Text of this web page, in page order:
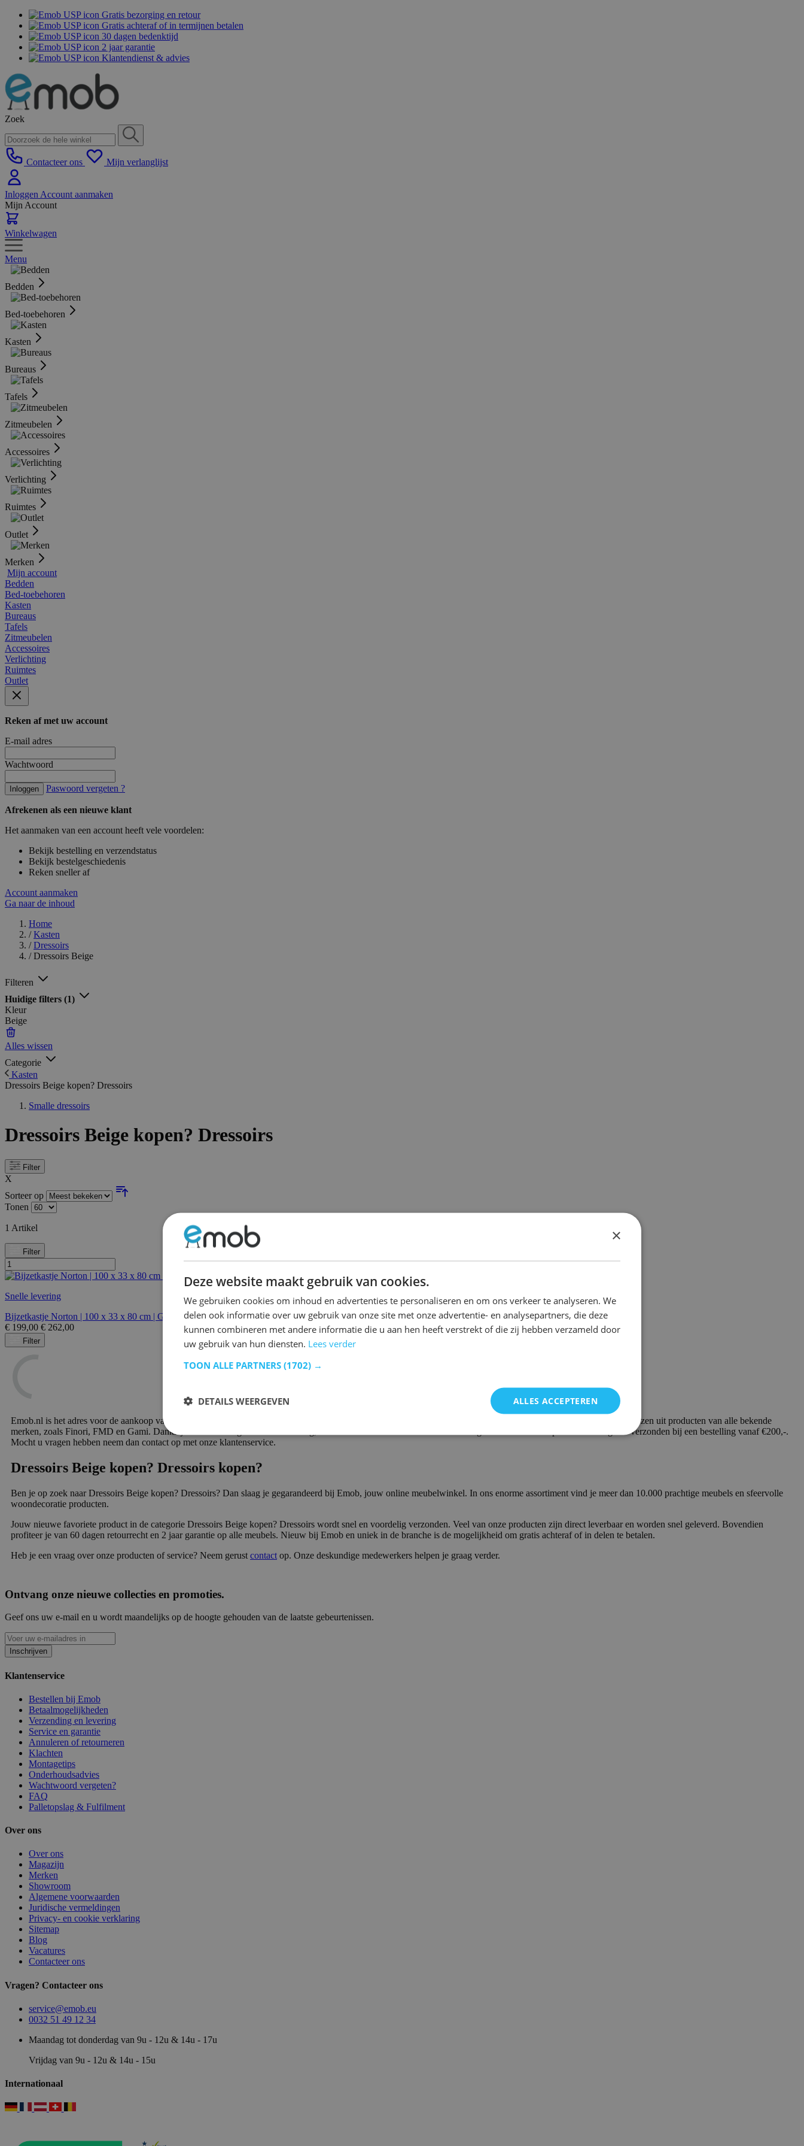
Gratis bezorging en retour
Gratis achteraf of in termijnen betalen
30 dagen bedenktijd
2 jaar garantie
Klantendienst & advies
Zoek
Contacteer ons Mijn verlanglijst
Inloggen Account aanmaken
Mijn Account
Winkelwagen
Menu
Bedden
Bed-toebehoren
Kasten
Bureaus
Tafels
Zitmeubelen
Accessoires
Verlichting
Ruimtes
Outlet
Merken
Mijn account
Bedden
Bed-toebehoren
Kasten
Bureaus
Tafels
Zitmeubelen
Accessoires
Verlichting
Ruimtes
Outlet
Reken af met uw account
E-mail adres
Wachtwoord
Inloggen Paswoord vergeten ?
Afrekenen als een nieuwe klant
Het aanmaken van een account heeft vele voordelen:
Bekijk bestelling en verzendstatus
Bekijk bestelgeschiedenis
Reken sneller af
Account aanmaken
Ga naar de inhoud
Home
/ Kasten
/ Dressoirs
/ Dressoirs Beige
Filteren
Huidige filters (1)
Kleur
Beige
Alles wissen
Categorie
Kasten
Dressoirs Beige kopen? Dressoirs
Smalle dressoirs
Dressoirs Beige kopen? Dressoirs
Filter
X
Sorteer op
Tonen
1 Artikel
Filter
Snelle levering
Bijzetkastje Norton | 100 x 33 x 80 cm | Grijsbeige design
€ 199,00 € 262,00
Filter
Emob.nl is het adres voor de aankoop van mooie meubels en woondecoratie. Ook voor {category} in de kleur beige zit u hier goed. In de categorie dressoirs kunt u kiezen uit producten van alle bekende
merken, zoals Finori, FMD en Gami. Dankzij onze voordelige en snelle levering, heeft u uw nieuwe dressoir in de kleur beige snel in huis. Uw product wordt gratis verzonden bij een bestelling vanaf €200,-.
Mocht u vragen hebben neem dan contact op met onze klantenservice.
Dressoirs Beige kopen? Dressoirs kopen?
Ben je op zoek naar Dressoirs Beige kopen? Dressoirs? Dan slaag je gegarandeerd bij Emob, jouw online meubelwinkel. In ons enorme assortiment vind je meer dan 10.000 prachtige meubels en sfeervolle
woondecoratie producten.
Jouw nieuwe favoriete product in de categorie Dressoirs Beige kopen? Dressoirs wordt snel en voordelig verzonden. Veel van onze producten zijn direct leverbaar en worden snel geleverd. Bovendien
profiteer je van 60 dagen retourrecht en 2 jaar garantie op alle meubels. Nieuw bij Emob en uniek in de branche is de mogelijkheid om gratis achteraf of in delen te betalen.
Heb je een vraag over onze producten of service? Neem gerust contact op. Onze deskundige medewerkers helpen je graag verder.
Ontvang onze nieuwe collecties en promoties.
Geef ons uw e-mail en u wordt maandelijks op de hoogte gehouden van de laatste gebeurtenissen.
Inschrijven
Klantenservice
Bestellen bij Emob
Betaalmogelijkheden
Verzending en levering
Service en garantie
Annuleren of retourneren
Klachten
Montagetips
Onderhoudsadvies
Wachtwoord vergeten?
FAQ
Palletopslag & Fulfilment
Over ons
Over ons
Magazijn
Merken
Showroom
Algemene voorwaarden
Juridische vermeldingen
Privacy- en cookie verklaring
Sitemap
Blog
Vacatures
Contacteer ons
Vragen? Contacteer ons
service@emob.eu
0032 51 49 12 34
Maandag tot donderdag van 9u - 12u & 14u - 17u
Vrijdag van 9u - 12u & 14u - 15u
Internationaal
×
Deze website maakt gebruik van cookies.
We gebruiken cookies om inhoud en advertenties te personaliseren en om ons verkeer te analyseren. We
delen ook informatie over uw gebruik van onze site met onze advertentie- en analysepartners, die deze
kunnen combineren met andere informatie die u aan hen heeft verstrekt of die zij hebben verzameld door
uw gebruik van hun diensten. Lees verder
TOON ALLE PARTNERS (1702) →
ALLES ACCEPTEREN
DETAILS WEERGEVEN